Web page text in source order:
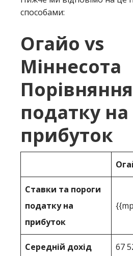
способами:
Огайо vs
Міннесота
Порівняння
податку на
прибуток
Ставки та пороги
податку на
прибуток
Середній дохід 67